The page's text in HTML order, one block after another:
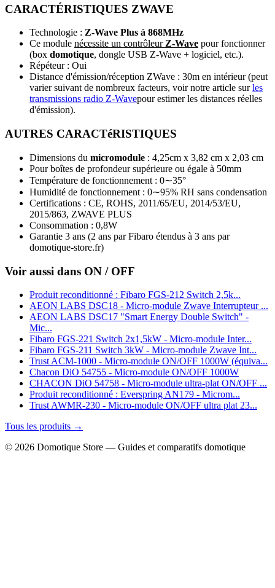
CARACTÉRISTIQUES ZWAVE
Technologie : Z-Wave Plus à 868MHz
Ce module nécessite un contrôleur Z-Wave pour fonctionner
(box domotique, dongle USB Z-Wave + logiciel, etc.).
Répéteur : Oui
Distance d'émission/réception ZWave : 30m en intérieur (peut
varier suivant de nombreux facteurs, voir notre article surles
transmissions radio Z-Wavepour estimer les distances réelles
d'émission).
AUTRES CARACTéRISTIQUES
Dimensions du micromodule : 4,25cm x 3,82 cm x 2,03 cm
Pour boîtes de profondeur supérieure ou égale à 50mm
Température de fonctionnement : 0∼35°
Humidité de fonctionnement : 0∼95% RH sans condensation
Certifications : CE, ROHS, 2011/65/EU, 2014/53/EU,
2015/863, ZWAVE PLUS
Consommation : 0,8W
Garantie 3 ans (2 ans par Fibaro étendus à 3 ans par
domotique-store.fr)
Voir aussi dans ON / OFF
Produit reconditionné : Fibaro FGS-212 Switch 2,5k...
AEON LABS DSC18 - Micro-module Zwave Interrupteur ...
AEON LABS DSC17 "Smart Energy Double Switch" -
Mic...
Fibaro FGS-221 Switch 2x1,5kW - Micro-module Inter...
Fibaro FGS-211 Switch 3kW - Micro-module Zwave Int...
Trust ACM-1000 - Micro-module ON/OFF 1000W (équiva...
Chacon DiO 54755 - Micro-module ON/OFF 1000W
CHACON DiO 54758 - Micro-module ultra-plat ON/OFF ...
Produit reconditionné : Everspring AN179 - Microm...
Trust AWMR-230 - Micro-module ON/OFF ultra plat 23...
Tous les produits →
© 2026 Domotique Store — Guides et comparatifs domotique